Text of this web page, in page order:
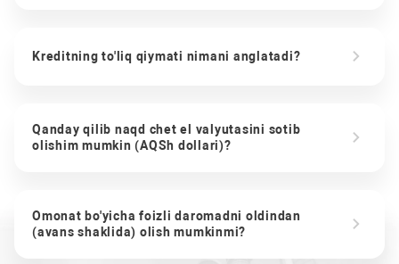
Kreditning to'liq qiymati nimani anglatadi?
Qanday qilib naqd chet el valyutasini sotib
olishim mumkin (AQSh dollari)?
Omonat bo'yicha foizli daromadni oldindan
(avans shaklida) olish mumkinmi?